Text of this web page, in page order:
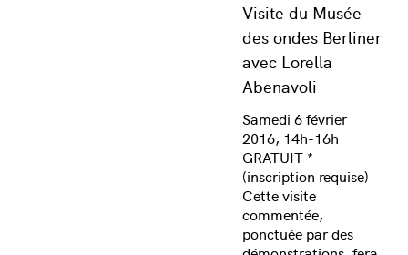
Visite du Musée
des ondes Berliner
avec Lorella
Abenavoli
Samedi 6 février
2016, 14h-16h
GRATUIT *
(inscription requise)
Cette visite
commentée,
ponctuée par des